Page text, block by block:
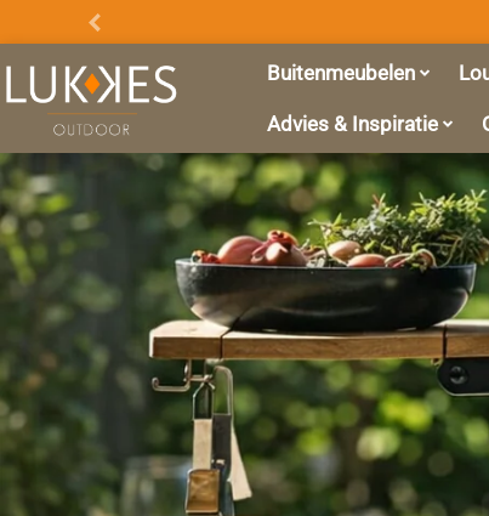
Promo
Balk
Buitenmeubelen
Advies & Inspiratie